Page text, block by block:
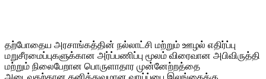
தற்போதைய அரசாங்கத்தின் நல்லாட்சி மற்றும் ஊழல் எதிர்ப்பு
மறுசீரமைப்புகளுக்கான அர்ப்பணிப்பு மூலம் விரைவான அபிவிருத்தி
மற்றும் நிலைபேறான பொருளாதார முன்னேற்றத்தை
அடைவதற்கான தனித்துவமான வாய்ப்பை இலங்கைக்கு